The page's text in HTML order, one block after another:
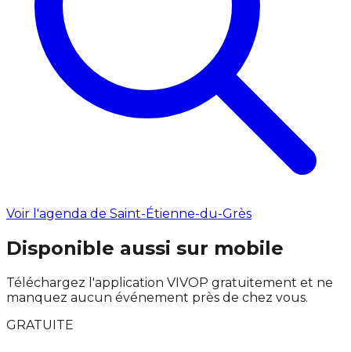
Voir l'agenda de Saint-Étienne-du-Grès
Disponible aussi sur mobile
Téléchargez l'application VIVOP gratuitement et ne
manquez aucun événement près de chez vous.
GRATUITE